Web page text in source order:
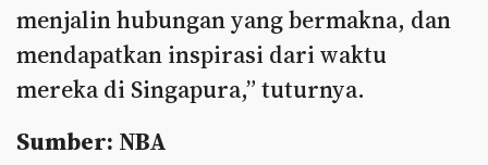
menjalin hubungan yang bermakna, dan
mendapatkan inspirasi dari waktu
mereka di Singapura,” tuturnya.
Sumber: NBA